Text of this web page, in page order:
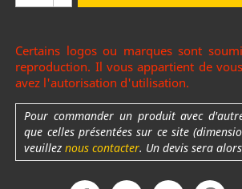
Certains logos ou marques sont
reproduction. Il vous appartient de
avez l'autorisation d'utilisation.
Pour commander un produit avec
que celles présentées sur ce site
veuilleznous contacter. Un devis sera